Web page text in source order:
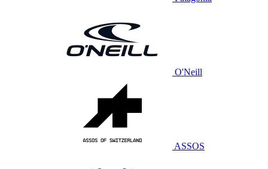
O'Neill
ASSOS